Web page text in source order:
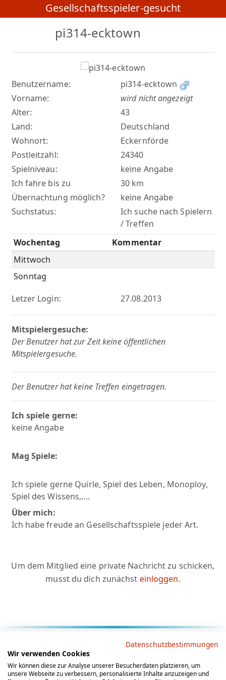
Gesellschaftsspieler-gesucht
pi314-ecktown
Benutzername:
pi314-ecktown
Vorname:
wird nicht angezeigt
Alter:
43
Land:
Deutschland
Wohnort:
Eckernförde
Postleitzahl:
24340
Spielniveau:
keine Angabe
Ich fahre bis zu
30 km
Übernachtung möglich?
keine Angabe
Suchstatus:
Ich suche nach Spielern
/ Treffen
Wochentag
Kommentar
Mittwoch
Sonntag
Letzer Login:
27.08.2013
Mitspielergesuche:
Der Benutzer hat zur Zeit keine öffentlichen
Mitspielergesuche.
Der Benutzer hat keine Treffen eingetragen.
Ich spiele gerne:
keine Angabe
Mag Spiele:
Ich spiele gerne Quirle, Spiel des Leben, Monoploy,
Spiel des Wissens,....
Über mich:
Ich habe freude an Gesellschaftsspiele jeder Art.
Um dem Mitglied eine private Nachricht zu schicken,
musst du dich zunächst einloggen.
AGB Datenschutz
Impressum
Datenschutzbestimmungen
Wir verwenden Cookies
Wir können diese zur Analyse unserer Besucherdaten platzieren, um
unsere Webseite zu verbessern, personalisierte Inhalte anzuzeigen und